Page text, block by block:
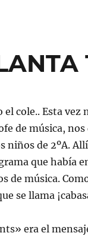
cole.. Esta vez
de música,
niños de 2ºA.
que había
de música.
se llama
era el